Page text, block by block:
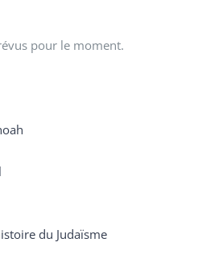
pour le moment.
du Judaïsme